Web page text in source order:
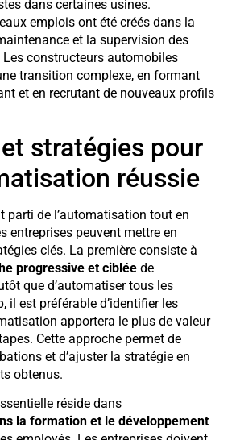
dans certaines usines.
emplois ont été créés dans la
et la supervision des
constructeurs automobiles
transition complexe, en formant
et en recrutant de nouveaux profils
stratégies pour
réussie
parti de l’automatisation tout en
entreprises peuvent mettre en
clés. La première consiste à
progressive et ciblée de
que d’automatiser tous les
il est préférable d’identifier les
apportera le plus de valeur
Cette approche permet de
et d’ajuster la stratégie en
obtenus.
réside dans
la formation et le développement